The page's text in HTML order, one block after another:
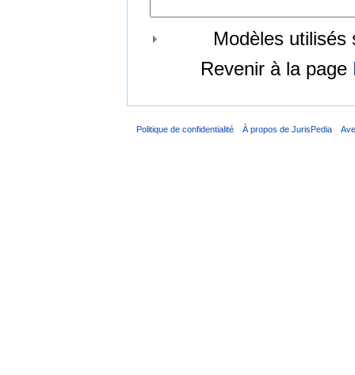
Modèles utilisés
Revenir à la page
Politique de confidentialité À propos de JurisPedia